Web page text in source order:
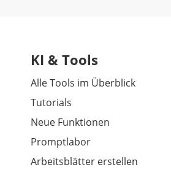
KI & Tools
Alle Tools im Überblick
Tutorials
Neue Funktionen
Promptlabor
Arbeitsblätter erstellen